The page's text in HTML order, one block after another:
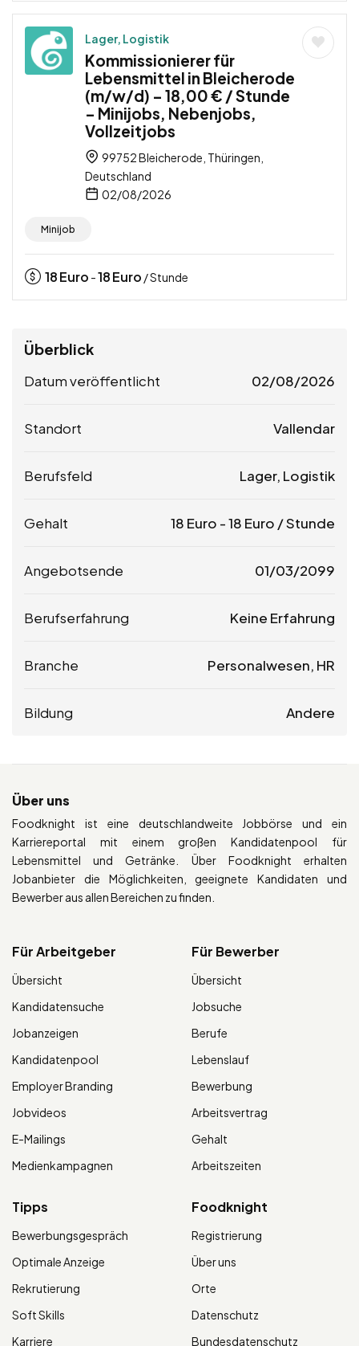
Lager, Logistik
Kommissionierer für
Lebensmittel in Bleicherode
(m/w/d) – 18,00 € / Stunde
– Minijobs, Nebenjobs,
Vollzeitjobs
99752 Bleicherode, Thüringen,
Deutschland
02/08/2026
Minijob
18Euro -18Euro / Stunde
Überblick
Datum veröffentlicht 02/08/2026
Standort Vallendar
Berufsfeld Lager, Logistik
Gehalt 18 Euro -18 Euro / Stunde
Angebotsende 01/03/2099
Berufserfahrung Keine Erfahrung
Branche Personalwesen, HR
Bildung Andere
Über uns
Foodknight ist eine deutschlandweite Jobbörse und ein
Karriereportal mit einem großen Kandidatenpool für
Lebensmittel und Getränke. Über Foodknight erhalten
Jobanbieter die Möglichkeiten, geeignete Kandidaten und
Bewerber aus allen Bereichen zu finden.
Für Arbeitgeber
Übersicht
Kandidatensuche
Jobanzeigen
Kandidatenpool
Employer Branding
Jobvideos
E-Mailings
Medienkampagnen
Für Bewerber
Übersicht
Jobsuche
Berufe
Lebenslauf
Bewerbung
Arbeitsvertrag
Gehalt
Arbeitszeiten
Tipps
Bewerbungsgespräch
Optimale Anzeige
Rekrutierung
Soft Skills
Karriere
Foodknight
Registrierung
Über uns
Orte
Datenschutz
Bundesdatenschutz